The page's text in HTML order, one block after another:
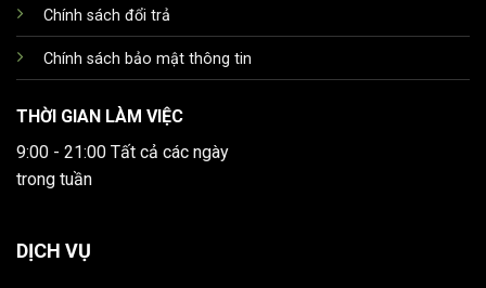
Chính sách đổi trả
Chính sách bảo mật thông tin
THỜI GIAN LÀM VIỆC
9:00 - 21:00 Tất cả các ngày
trong tuần
DỊCH VỤ